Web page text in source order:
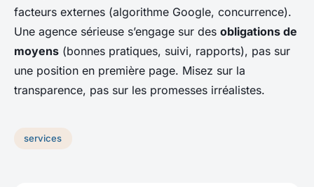
facteurs externes (algorithme Google, concurrence).
Une agence sérieuse s’engage sur des obligations de
moyens (bonnes pratiques, suivi, rapports), pas sur
une position en première page. Misez sur la
transparence, pas sur les promesses irréalistes.
services